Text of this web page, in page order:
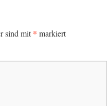
sind mit* markiert